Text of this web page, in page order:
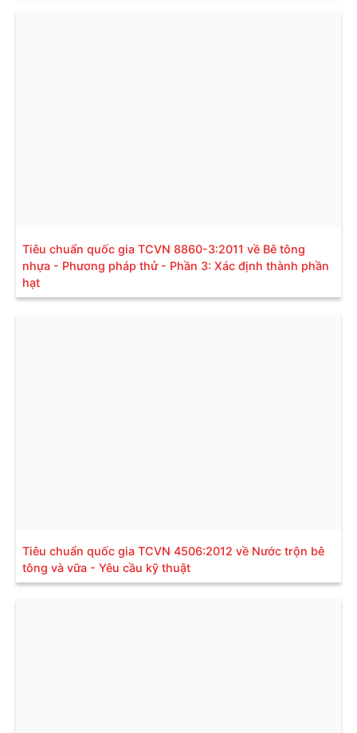
Tiêu chuẩn quốc gia TCVN 8860-3:2011 về Bê tông
nhựa - Phương pháp thử - Phần 3: Xác định thành phần
hạt
Tiêu chuẩn quốc gia TCVN 4506:2012 về Nước trộn bê
tông và vữa - Yêu cầu kỹ thuật